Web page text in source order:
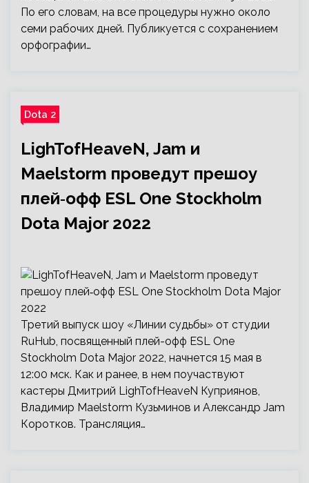
По его словам, на все процедуры нужно около
семи рабочих дней. Публикуется с сохранением
орфографии…
Dota 2
LighTofHeaveN, Jam и
Maelstorm проведут прешоу
плей‑офф ESL One Stockholm
Dota Major 2022
Третий выпуск шоу «Линии судьбы» от студии
RuHub, посвященный плей-офф ESL One
Stockholm Dota Major 2022, начнется 15 мая в
12:00 мск. Как и ранее, в нем поучаствуют
кастеры Дмитрий LighTofHeaveN Куприянов,
Владимир Maelstorm Кузьминов и Александр Jam
Коротков. Трансляция…